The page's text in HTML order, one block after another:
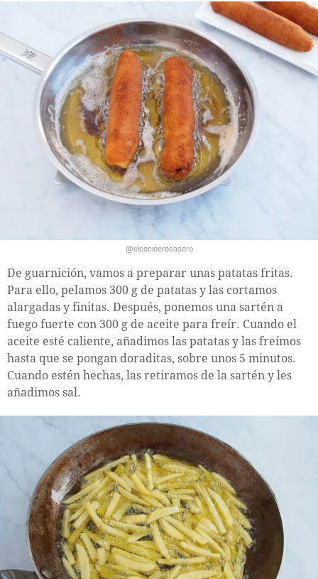
@elcocinerocasero
De guarnición, vamos a preparar unas patatas fritas.
Para ello, pelamos 300 g de patatas y las cortamos
alargadas y finitas. Después, ponemos una sartén a
fuego fuerte con 300 g de aceite para freír. Cuando el
aceite esté caliente, añadimos las patatas y las freímos
hasta que se pongan doraditas, sobre unos 5 minutos.
Cuando estén hechas, las retiramos de la sartén y les
añadimos sal.